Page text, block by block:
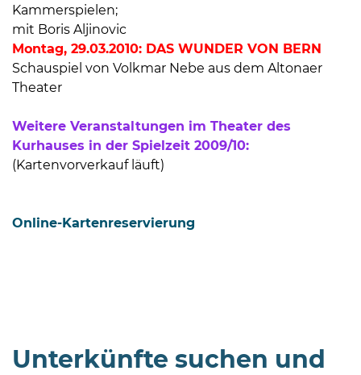
Kammerspielen;
mit Boris Aljinovic
Montag, 29.03.2010: DAS WUNDER VON BERN
Schauspiel von Volkmar Nebe aus dem Altonaer
Theater
Weitere Veranstaltungen im Theater des
Kurhauses in der Spielzeit 2009/10:
(Kartenvorverkauf läuft)
Online-Kartenreservierung
Unterkünfte suchen und